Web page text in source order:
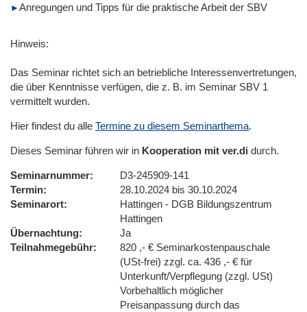
Anregungen und Tipps für die praktische Arbeit der SBV
Hinweis:
Das Seminar richtet sich an betriebliche Interessenvertretungen,
die über Kenntnisse verfügen, die z. B. im Seminar SBV 1
vermittelt wurden.
Hier findest du alle Termine zu diesem Seminarthema.
Dieses Seminar führen wir in Kooperation mit ver.di durch.
Seminarnummer
D3-245909-141
Termin
28.10.2024 bis 30.10.2024
Seminarort
Hattingen - DGB Bildungszentrum
Hattingen
Übernachtung
Ja
Teilnahmegebühr
820 ,- € Seminarkostenpauschale
(USt-frei) zzgl. ca. 436 ,- € für
Unterkunft/Verpflegung (zzgl. USt)
Vorbehaltlich möglicher
Preisanpassung durch das